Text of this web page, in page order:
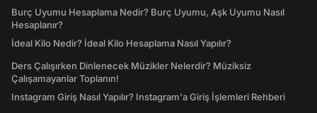
Burç Uyumu Hesaplama Nedir? Burç Uyumu, Aşk Uyumu Nasıl
Hesaplanır?
İdeal Kilo Nedir? İdeal Kilo Hesaplama Nasıl Yapılır?
Ders Çalışırken Dinlenecek Müzikler Nelerdir? Müziksiz
Çalışamayanlar Toplanın!
Instagram Giriş Nasıl Yapılır? Instagram'a Giriş İşlemleri Rehberi